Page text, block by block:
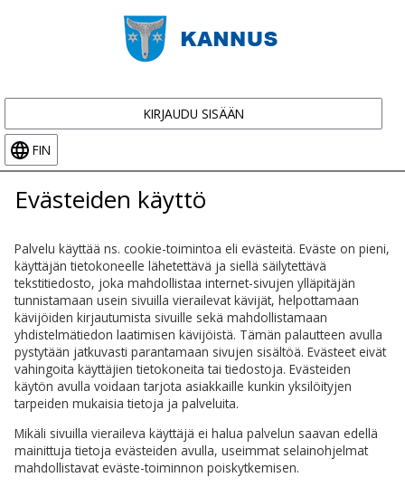
KIRJAUDU SISÄÄN
FIN
Evästeiden käyttö
Palvelu käyttää ns. cookie-toimintoa eli evästeitä. Eväste on pieni,
käyttäjän tietokoneelle lähetettävä ja siellä säilytettävä
tekstitiedosto, joka mahdollistaa internet-sivujen ylläpitäjän
tunnistamaan usein sivuilla vierailevat kävijät, helpottamaan
kävijöiden kirjautumista sivuille sekä mahdollistamaan
yhdistelmätiedon laatimisen kävijöistä. Tämän palautteen avulla
pystytään jatkuvasti parantamaan sivujen sisältöä. Evästeet eivät
vahingoita käyttäjien tietokoneita tai tiedostoja. Evästeiden
käytön avulla voidaan tarjota asiakkaille kunkin yksilöityjen
tarpeiden mukaisia tietoja ja palveluita.
Mikäli sivuilla vieraileva käyttäjä ei halua palvelun saavan edellä
mainittuja tietoja evästeiden avulla, useimmat selainohjelmat
mahdollistavat eväste-toiminnon poiskytkemisen.